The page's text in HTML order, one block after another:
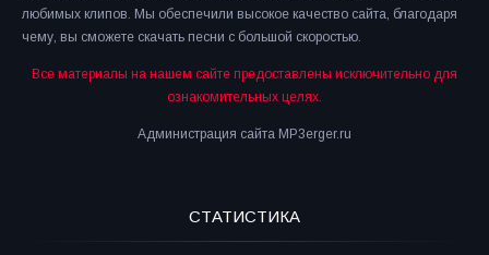
любимых клипов. Мы обеспечили высокое качество сайта, благодаря
чему, вы сможете скачать песни с большой скоростью.
Все материалы на нашем сайте предоставлены исключительно для
ознакомительных целях.
Администрация сайта MP3erger.ru
СТАТИСТИКА